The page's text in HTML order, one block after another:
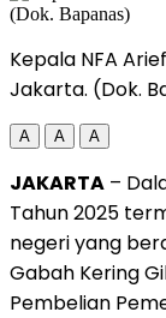
Kepala NFA
Jakarta. (Dok.
A A A
JAKARTA –
Tahun 2025
negeri yang
Gabah Kering
Pembelian